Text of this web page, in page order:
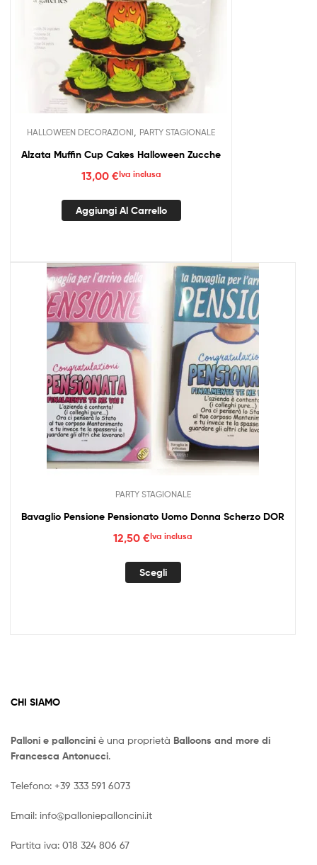
HALLOWEEN DECORAZIONI PARTY STAGIONALE
Alzata Muffin Cup Cakes Halloween Zucche
13,00 €Iva inclusa
Aggiungi Al Carrello
PARTY STAGIONALE
Bavaglio Pensione Pensionato Uomo Donna Scherzo DOR
12,50 €Iva inclusa
Scegli
prodotto
pagina
CHI SIAMO
Palloni e palloncini è una proprietà Balloons and more di
Francesca Antonucci.
Telefono: +39 333 591 6073
Email: info@palloniepalloncini.it
Partita iva: 018 324 806 67